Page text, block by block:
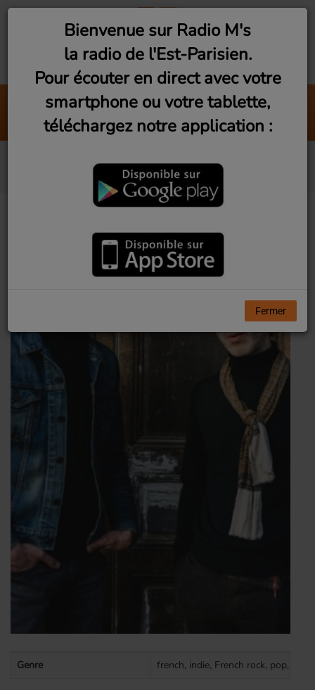
Balance
Zoé Clauzure
Archimède
Genre french, indie, French rock, pop,
Bienvenue sur Radio M's
la radio de l'Est-Parisien.
Pour écouter en direct avec votre
smartphone ou votre tablette,
téléchargez notre application :
Fermer